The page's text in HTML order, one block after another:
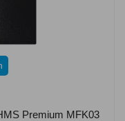
Premium MFK03